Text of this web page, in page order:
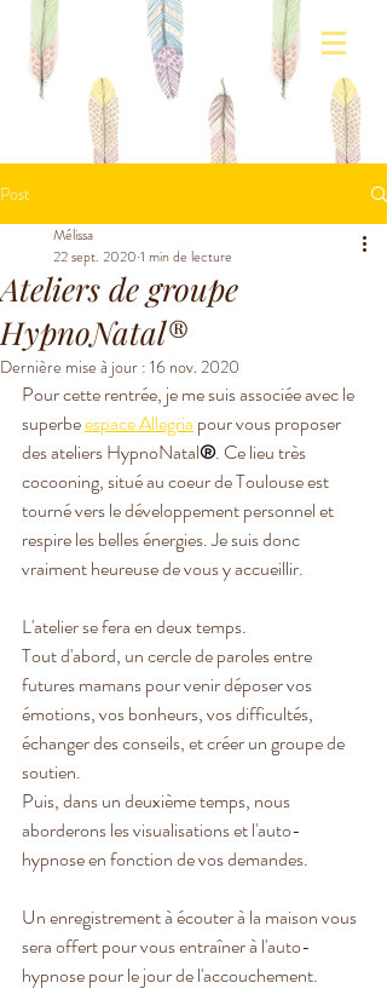
Post
Ateliers de groupe
HypnoNatal®
Mélissa
22 sept. 2020 1 min de lecture
Dernière mise à jour : 16 nov. 2020
Pour cette rentrée, je me suis associée avec le
superbe espace Allegria pour vous proposer
des ateliers HypnoNatal®. Ce lieu très
cocooning, situé au coeur de Toulouse est
tourné vers le développement personnel et
respire les belles énergies. Je suis donc
vraiment heureuse de vous y accueillir.
L'atelier se fera en deux temps.
Tout d'abord, un cercle de paroles entre
futures mamans pour venir déposer vos
émotions, vos bonheurs, vos difficultés,
échanger des conseils, et créer un groupe de
soutien.
Puis, dans un deuxième temps, nous
aborderons les visualisations et l'auto-
hypnose en fonction de vos demandes.
Un enregistrement à écouter à la maison vous
sera offert pour vous entraîner à l'auto-
hypnose pour le jour de l'accouchement.